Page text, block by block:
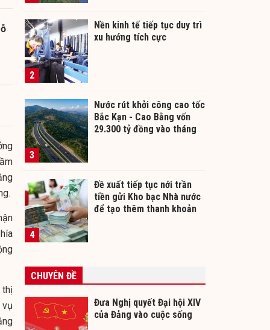
vụ
2
Nền kinh tế tiếp tục duy trì
xu hướng tích cực
3
Nước rút khởi công cao tốc
Bắc Kạn - Cao Bằng vốn
29.300 tỷ đồng vào tháng
4
Đề xuất tiếp tục nới trần
tiền gửi Kho bạc Nhà nước
để tạo thêm thanh khoản
CHUYÊN ĐỀ
Đưa Nghị quyết Đại hội XIV
của Đảng vào cuộc sống